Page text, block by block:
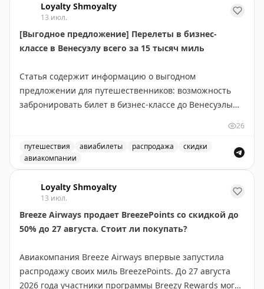
учения на 11 июля 2022 года с 11:00 до 15:00 —
удачный выбор времени, когда большинство гостей
не спят. Брайан делится личным опытом частых
ночных пожарных тревог во время командировок и
правильно действовать в чрезвычайной ситуации.
Вопрос остается открытым: как найти баланс между
комфортом гостей и эффективностью подготовки к
The Gate with Brian Cohen| Original
Loyalty Shmoyalty
13 июл.
[Выгодное предложение] Перелеты в бизнес-
классе в Венесуэлу всего за 15 тысяч миль
Статья содержит информацию о выгодном
предложении для путешественников: возможность
забронировать билет в бизнес-классе до Венесуэлы
своей программе лояльности авиакомпании. Такие
предложения встречаются редко и позволяют
Рекомендуется следить за подобными alert'ами, чтобы
не пропустить выгодные варианты бронирования.
Juan Ruiz| Original
26
путешествия авиабилеты распродажа
скидки
авиакомпании
Loyalty Shmoyalty
13 июл.
Breeze Airways продает BreezePoints со скидкой до
50% до 27 августа. Стоит ли покупать?
Авиакомпания Breeze Airways впервые запустила
распродажу своих миль BreezePoints. До 27 августа
2026 года участники программы Breezy Rewards могут